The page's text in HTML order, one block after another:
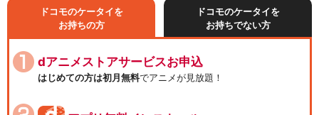
ドコモのケータイを
お持ちの方
ドコモのケータイを
お持ちでない方
dアニメストアサービスお申込
はじめての方は初月無料でアニメが見放題！